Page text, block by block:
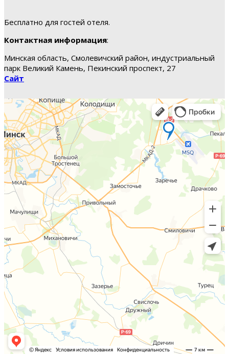
Бесплатно для гостей отеля.
Контактная информация:
Минская область, Смолевичский район, индустриальный
парк Великий Камень, Пекинский проспект, 27
Сайт